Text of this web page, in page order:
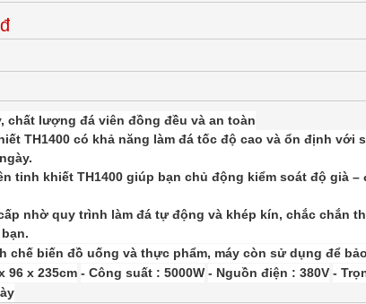
chất lượng đá viên đồng đều và an toàn
TH1400 có khả năng làm đá tốc độ cao và ổn định với
tinh khiết TH1400 giúp bạn chủ động kiểm soát độ già
nhờ quy trình làm đá tự động và khép kín, chắc chắn
chế biến đồ uống và thực phẩm, máy còn sử dụng để
96 x 235cm - Công suất : 5000W - Nguồn điện : 380V -